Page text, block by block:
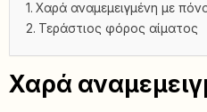
Χαρά αναμεμειγμένη με
Τεράστιος φόρος αίματος
Χαρά